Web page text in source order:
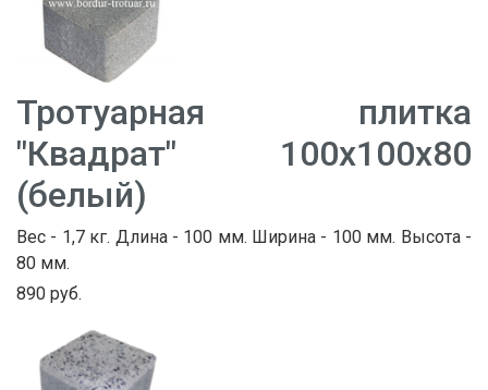
Тротуарная плитка
"Квадрат" 100х100х80
(белый)
Вес - 1,7 кг. Длина - 100 мм. Ширина - 100 мм. Высота -
80 мм.
890 руб.